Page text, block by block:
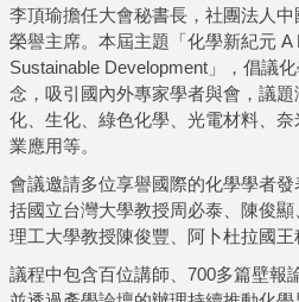
李頂瑜擔任大會秘書長，社團法人
榮譽主席。本屆主題「化學新紀元 A
Sustainable Development」，倡議
念，吸引國內外專家學者與會，議
化、生化、綠色化學、光電材料、
業應用等。
會議邀請多位享譽國際的化學學者
括國立台灣大學教授周必泰、陳俊
理工大學教授陳俊豐、阿卜杜拉國王
議程中包含百位講師、700多篇壁報